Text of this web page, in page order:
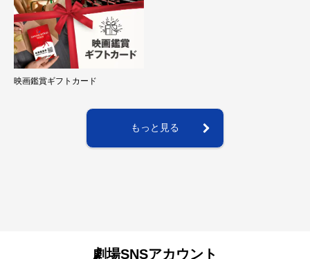
映画鑑賞ギフトカード
もっと見る
劇場SNSアカウント